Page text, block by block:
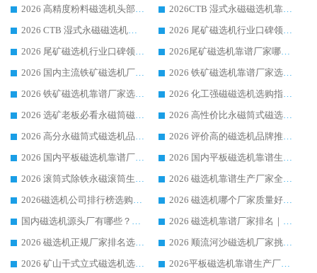
2026 高精度粉料磁选机头部厂家选购指南 行业口碑靠谱品牌推荐 领域强者华体会手机网页版-华体会(中国) 解析
2026CTB 湿式永磁磁选机靠谱厂家实力排行榜 铁矿选矿设备采购全流程选购指南
2026 CTB 湿式永磁磁选机选购指南|行业口碑良好品牌推荐，领域强者华体会手机网页版-华体会(中国)
2026 尾矿磁选机行业口碑领域强者，源头直供国内主流厂家华体会手机网页版-华体会(中国) 一站式服务
2026 尾矿磁选机行业口碑领域强者，源头直供国内主流厂家华体会手机网页版-华体会(中国) 一站式服务
2026尾矿磁选机靠谱厂家哪家好 行业口碑领域强者华体会手机网页版-华体会(中国) 推荐
2026 国内主流铁矿磁选机厂家选购指南|行业口碑好品牌推荐，领域强者华体会手机网页版-华体会(中国)
2026 铁矿磁选机靠谱厂家选购全攻略 行业标杆华体会手机网页版-华体会(中国) 设备性价比出众
2026 铁矿磁选机靠谱厂家选购指南，领域强者华体会手机网页版-华体会(中国) 铁矿磁选机性价比高
2026 化工强磁磁选机选购指南 5 家行业口碑靠谱厂家领域强者推荐
2026 选矿老板必看永磁筒磁选机推荐 行业头部品牌口碑设备选购全攻略
2026 高性价比永磁筒式磁选机品牌盘点 行业强者口碑实测选购完整指南
2026 高分永磁筒式磁选机品牌推荐 选矿设备强者对比测评采购避坑全攻略
2026 评价高的磁选机品牌推荐选购指南，永磁筒式磁选机设备领域强者全景行业口碑解析
2026 国内平板磁选机靠谱厂家排名 行业实测口碑设备按需选购全指南
2026 国内平板磁选机靠谱生产厂家推荐排名|行业口碑选购指南，领域强者按需选设备
2026 滚筒式除铁永磁滚筒生产厂家推荐排名|行业口碑选购指南，领域强者源头厂商精选
2026 磁选机靠谱生产厂家全梳理 分场景选型行业头部品牌选购参考攻略
2026磁选机公司排行榜选购指南|正规源头厂家推荐，领域强者高性价比靠谱信赖品牌
2026 磁选机哪个厂家质量好？十大靠谱磁电企业排名选购指南
国内磁选机源头厂有哪些？2026 综合实力排名与采购避坑技巧
2026 磁选机靠谱厂家排名｜华体会手机网页版-华体会(中国) 高性价比磁选机磁电品牌
2026 磁选机正规厂家排名选购指南|行业口碑信赖品牌推荐性价比高靠谱磁电企业
2026 顺流河沙磁选机厂家挑选攻略 | 业内口碑龙头企业高性价比品牌推荐
2026 矿山干式立式磁选机选型攻略 梳理深耕磁电装备多年靠谱生产厂商
2026平板磁选机靠谱生产厂家选购指南 行业口碑良好品牌推荐 磁电领域实力强者